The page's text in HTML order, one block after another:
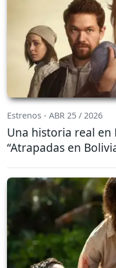
Estrenos - ABR 25 / 2026
Una historia real en
“Atrapadas en